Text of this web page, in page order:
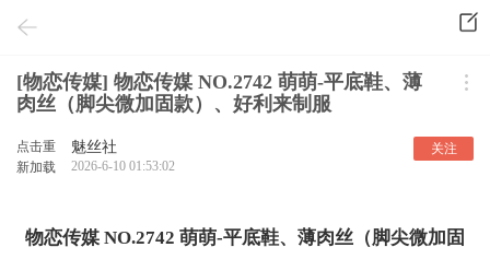
[物恋传媒] 物恋传媒 NO.2742 萌萌-平底鞋、薄
肉丝（脚尖微加固款）、好利来制服
点击重
新加载
魅丝社
2026-6-10 01:53:02
关注
物恋传媒 NO.2742 萌萌-平底鞋、薄肉丝（脚尖微加固